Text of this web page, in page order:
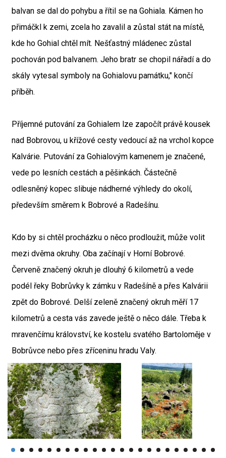
balvan se dal do pohybu a řítil se na Gohiala. Kámen ho
přimáčkl k zemi, zcela ho zavalil a zůstal stát na místě,
kde ho Gohial chtěl mít. Nešťastný mládenec zůstal
pochován pod balvanem. Jeho bratr se chopil nářadí a do
skály vytesal symboly na Gohialovu památku," končí
příběh.
Příjemné putování za Gohialem lze započít právě kousek
nad Bobrovou, u křížové cesty vedoucí až na vrchol kopce
Kalvárie. Putování za Gohialovým kamenem je značené,
vede po lesních cestách a pěšinkách. Částečně
odlesněný kopec slibuje nádherné výhledy do okolí,
především směrem k Bobrové a Radešínu.
Kdo by si chtěl procházku o něco prodloužit, může volit
mezi dvěma okruhy. Oba začínají v Horní Bobrové.
Červeně značený okruh je dlouhý 6 kilometrů a vede
podél řeky Bobrůvky k zámku v Radešíně a přes Kalvárii
zpět do Bobrové. Delší zeleně značený okruh měří 17
kilometrů a cesta vás zavede ještě o něco dále. Třeba k
mravenčímu království, ke kostelu svatého Bartoloměje v
Bobrůvce nebo přes zříceninu hradu Valy.